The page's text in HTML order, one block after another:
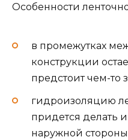
Особенности
в промежутках
конструкции
предстоит чем-то
гидроизоляцию
придется делать
наружной